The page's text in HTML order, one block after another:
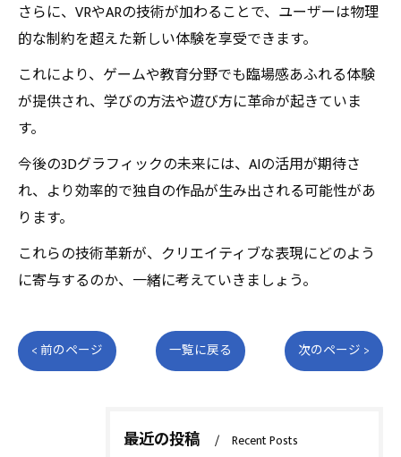
さらに、VRやARの技術が加わることで、ユーザーは物理
的な制約を超えた新しい体験を享受できます。
これにより、ゲームや教育分野でも臨場感あふれる体験
が提供され、学びの方法や遊び方に革命が起きていま
す。
今後の3Dグラフィックの未来には、AIの活用が期待さ
れ、より効率的で独自の作品が生み出される可能性があ
ります。
これらの技術革新が、クリエイティブな表現にどのよう
に寄与するのか、一緒に考えていきましょう。
< 前のページ 一覧に戻る 次のページ >
最近の投稿 Recent Posts